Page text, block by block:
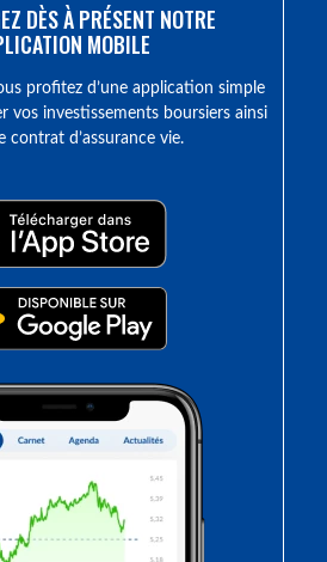
DÈS À PRÉSENT NOTRE
MOBILE
profitez d’une application simple
vos investissements boursiers ainsi
contrat d’assurance vie.